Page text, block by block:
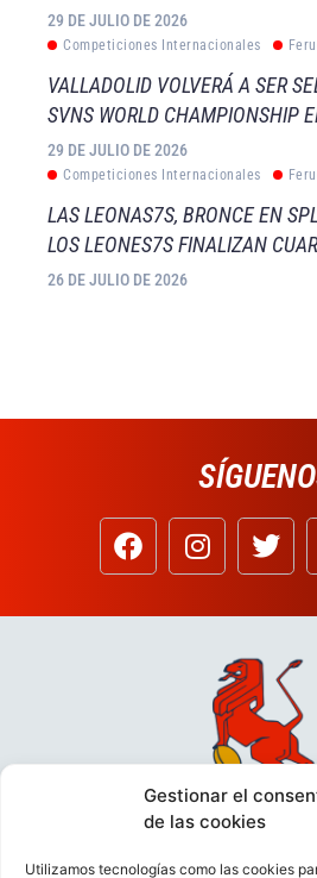
Gestionar el
de las cookies
Utilizamos tecnologías como las cookies
29 DE JULIO DE 2026
Competiciones Internacionales
VALLADOLID VOLVERÁ A SER
SVNS WORLD CHAMPIONSHIP
29 DE JULIO DE 2026
Competiciones Internacionales
LAS LEONAS7S, BRONCE EN
LOS LEONES7S FINALIZAN
26 DE JULIO DE 2026